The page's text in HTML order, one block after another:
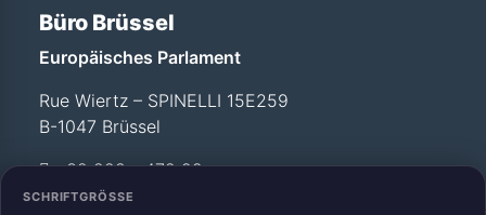
SCHRIFTGRÖSSE
Büro Brüssel
Europäisches Parlament
Rue Wiertz – SPINELLI 15E259
B-1047 Brüssel
+32 228 - 472 99